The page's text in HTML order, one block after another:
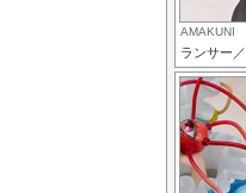
AMAKUNI
ランサー